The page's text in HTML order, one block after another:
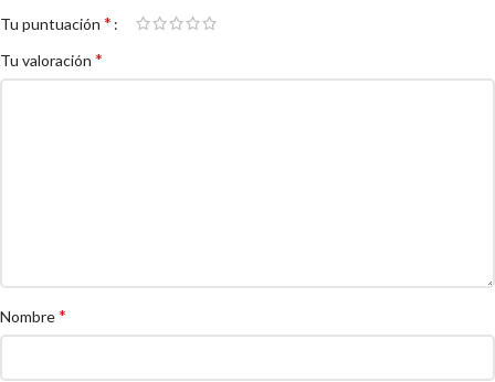
Tu puntuación *
Tu valoración *
Nombre*